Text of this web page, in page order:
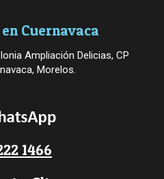
Cuernavaca
Ampliación Delicias, CP
Morelos.
1466